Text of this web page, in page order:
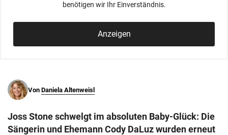
benötigen wir Ihr Einverständnis.
Anzeigen
Von Daniela Altenweisl
Joss Stone schwelgt im absoluten Baby-Glück: Die
Sängerin und Ehemann Cody DaLuz wurden erneut